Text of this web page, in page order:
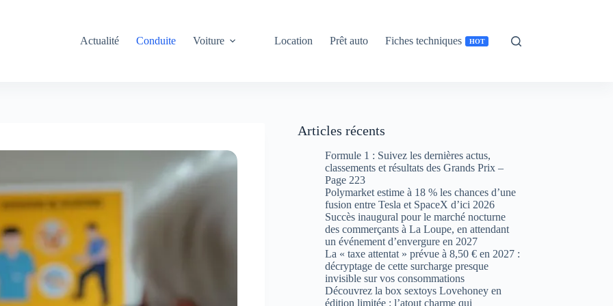
Actualité Conduite Voiture Location Prêt auto Fiches techniques HOT
Articles récents
Formule 1 : Suivez les dernières actus,
classements et résultats des Grands Prix –
Page 223
Polymarket estime à 18 % les chances d’une
fusion entre Tesla et SpaceX d’ici 2026
Succès inaugural pour le marché nocturne
des commerçants à La Loupe, en attendant
un événement d’envergure en 2027
La « taxe attentat » prévue à 8,50 € en 2027 :
décryptage de cette surcharge presque
invisible sur vos consommations
Découvrez la box sextoys Lovehoney en
édition limitée : l’atout charme qui